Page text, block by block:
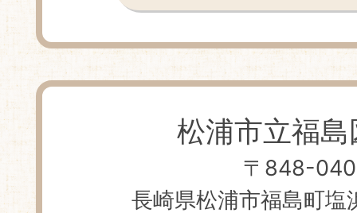
松浦市立福
〒848-
長崎県松浦市福島町